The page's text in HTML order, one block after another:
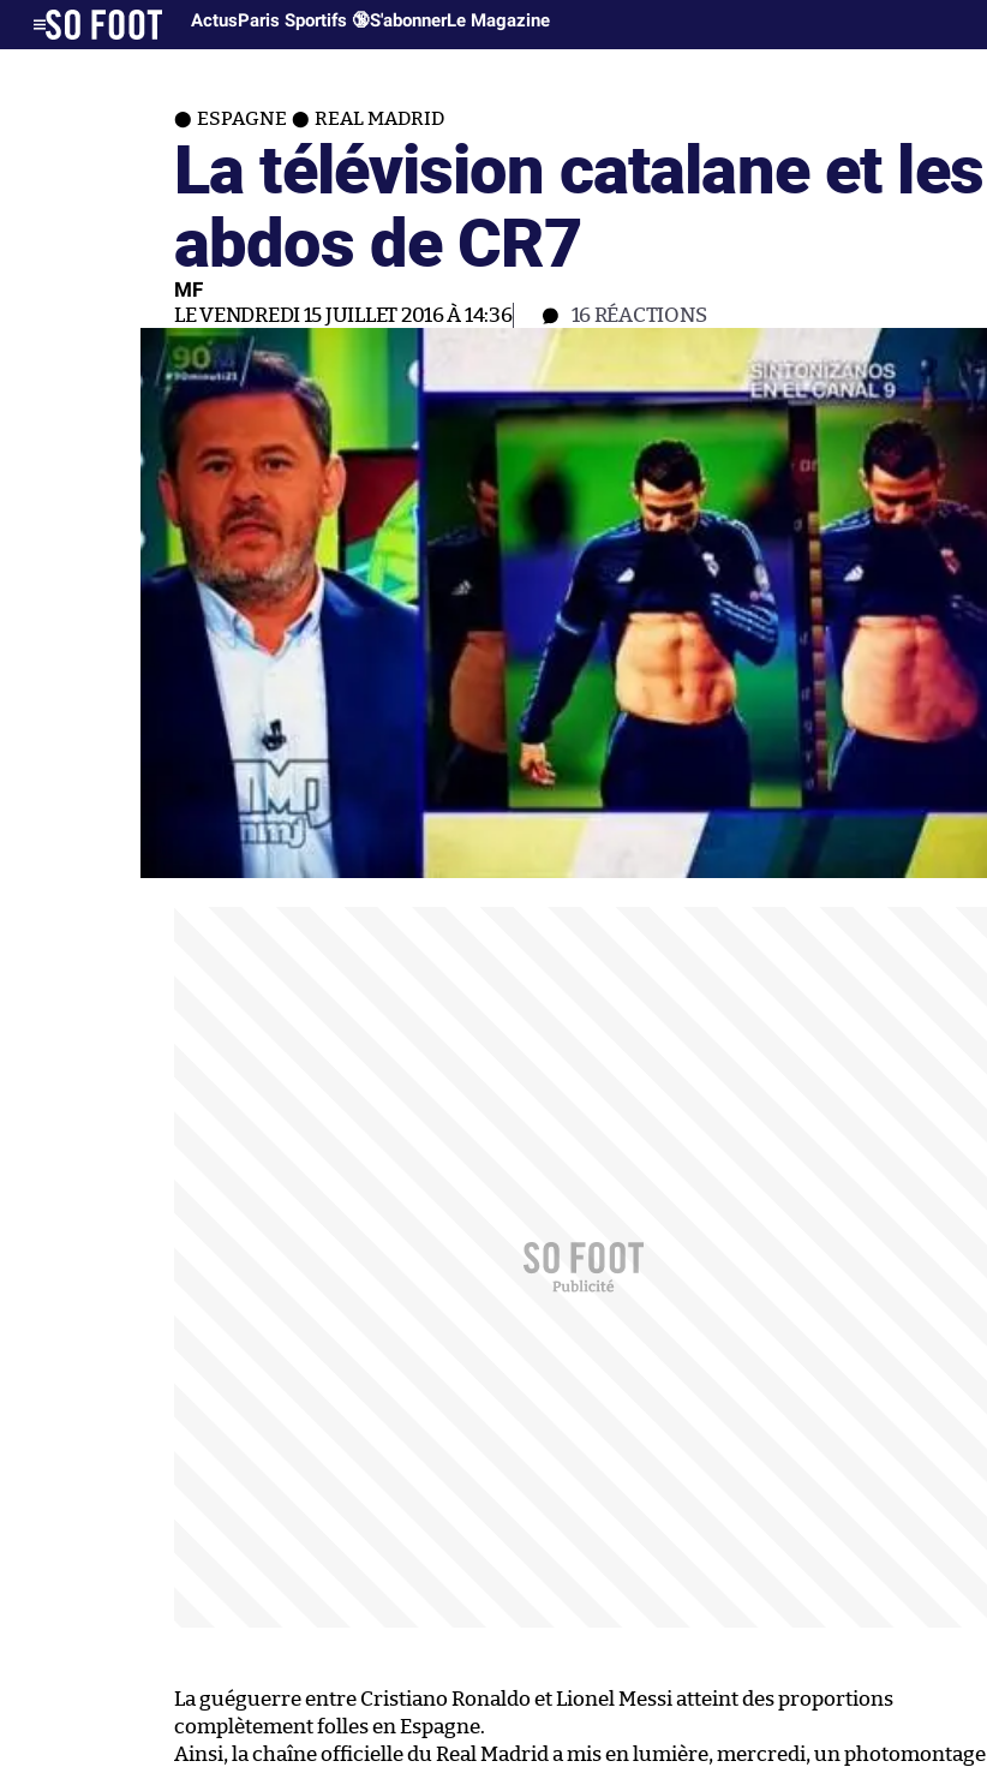
ActusParis Sportifs 🔞S'abonnerLe Magazine
ESPAGNE REAL MADRID
La télévision catalane et les
abdos de CR7
MF
LE VENDREDI 15 JUILLET 2016 À 14:36 16RÉACTIONS
La guéguerre entre Cristiano Ronaldo et Lionel Messi atteint des proportions
complètement folles en Espagne.
Ainsi, la chaîne officielle du Real Madrid a mis en lumière, mercredi, un photomontage